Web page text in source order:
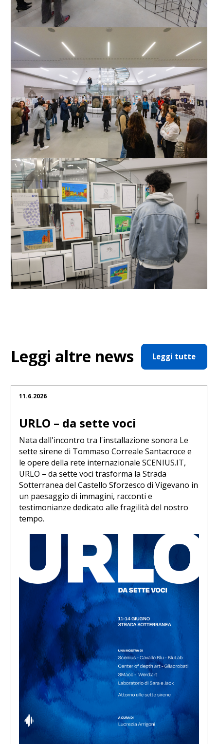
Leggi altre news Leggi tutte
11.6.2026
URLO – da sette voci
Nata dall'incontro tra l'installazione sonora Le
sette sirene di Tommaso Correale Santacroce e
le opere della rete internazionale SCENIUS.IT,
URLO – da sette voci trasforma la Strada
Sotterranea del Castello Sforzesco di Vigevano in
un paesaggio di immagini, racconti e
testimonianze dedicato alle fragilità del nostro
tempo.